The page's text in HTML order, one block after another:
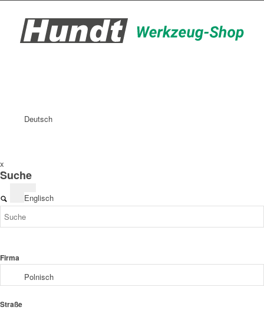
Deutsch
Englisch
Polnisch
x
Suche
Firma
Straße